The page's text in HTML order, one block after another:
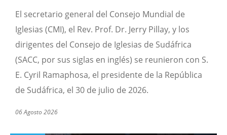
El secretario general del Consejo Mundial de
Iglesias (CMI), el Rev. Prof. Dr. Jerry Pillay, y los
dirigentes del Consejo de Iglesias de Sudáfrica
(SACC, por sus siglas en inglés) se reunieron con S.
E. Cyril Ramaphosa, el presidente de la República
de Sudáfrica, el 30 de julio de 2026.
06 Agosto 2026